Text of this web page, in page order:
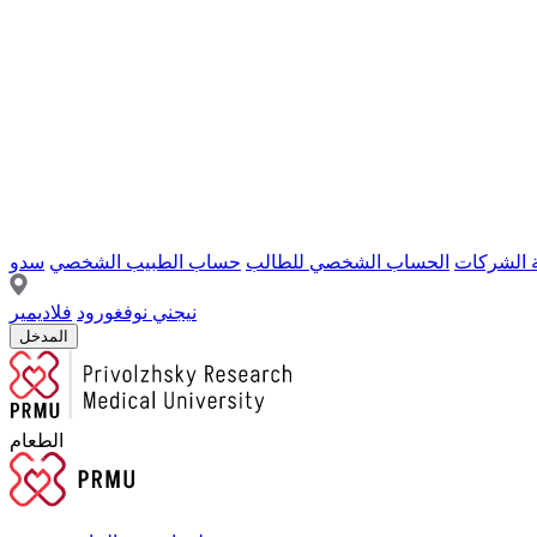
الشركات الحساب الشخصي للطالب حساب الطبيب الشخصي سدو
نيجني نوفغورود فلاديمير
المدخل
الطعام